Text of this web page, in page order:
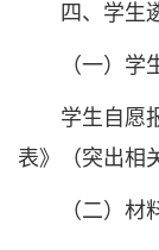
四、学生
（一）学
学生自愿报
表》（突出相
（二）材